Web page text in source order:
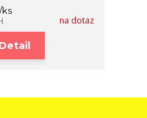
/ks
na dotaz
Detail